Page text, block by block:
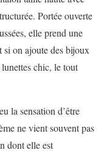
Portée ouverte
elle prend une
si on ajoute des bijoux
chic, le tout
la sensation d’être
ne vient souvent pas
dont elle est